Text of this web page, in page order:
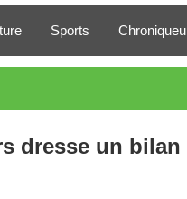
Sports
dresse un